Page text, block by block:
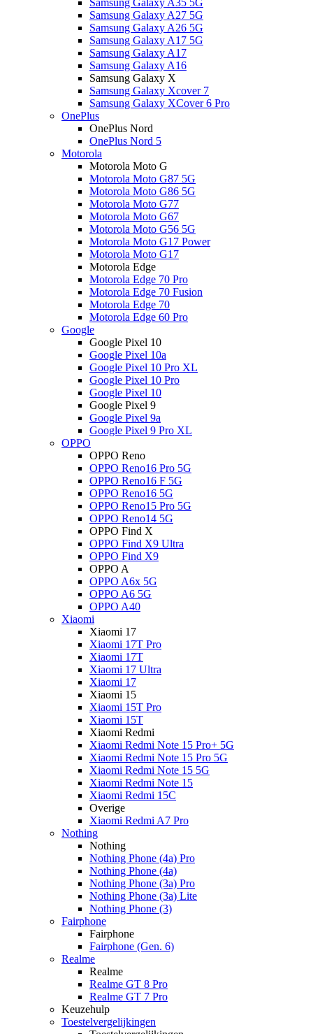
Samsung Galaxy A35 5G
Samsung Galaxy A27 5G
Samsung Galaxy A26 5G
Samsung Galaxy A17 5G
Samsung Galaxy A17
Samsung Galaxy A16
Samsung Galaxy X
Samsung Galaxy Xcover 7
Samsung Galaxy XCover 6 Pro
OnePlus
OnePlus Nord
OnePlus Nord 5
Motorola
Motorola Moto G
Motorola Moto G87 5G
Motorola Moto G86 5G
Motorola Moto G77
Motorola Moto G67
Motorola Moto G56 5G
Motorola Moto G17 Power
Motorola Moto G17
Motorola Edge
Motorola Edge 70 Pro
Motorola Edge 70 Fusion
Motorola Edge 70
Motorola Edge 60 Pro
Google
Google Pixel 10
Google Pixel 10a
Google Pixel 10 Pro XL
Google Pixel 10 Pro
Google Pixel 10
Google Pixel 9
Google Pixel 9a
Google Pixel 9 Pro XL
OPPO
OPPO Reno
OPPO Reno16 Pro 5G
OPPO Reno16 F 5G
OPPO Reno16 5G
OPPO Reno15 Pro 5G
OPPO Reno14 5G
OPPO Find X
OPPO Find X9 Ultra
OPPO Find X9
OPPO A
OPPO A6x 5G
OPPO A6 5G
OPPO A40
Xiaomi
Xiaomi 17
Xiaomi 17T Pro
Xiaomi 17T
Xiaomi 17 Ultra
Xiaomi 17
Xiaomi 15
Xiaomi 15T Pro
Xiaomi 15T
Xiaomi Redmi
Xiaomi Redmi Note 15 Pro+ 5G
Xiaomi Redmi Note 15 Pro 5G
Xiaomi Redmi Note 15 5G
Xiaomi Redmi Note 15
Xiaomi Redmi 15C
Overige
Xiaomi Redmi A7 Pro
Nothing
Nothing
Nothing Phone (4a) Pro
Nothing Phone (4a)
Nothing Phone (3a) Pro
Nothing Phone (3a) Lite
Nothing Phone (3)
Fairphone
Fairphone
Fairphone (Gen. 6)
Realme
Realme
Realme GT 8 Pro
Realme GT 7 Pro
Keuzehulp
Toestelvergelijkingen